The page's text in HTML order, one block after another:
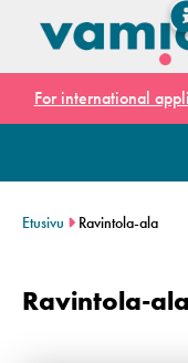
For international
Etusivu Ravintola-ala
Ravintola-ala